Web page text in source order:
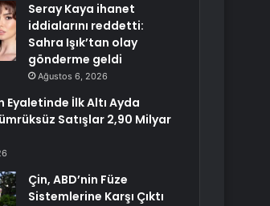
Seray Kaya ihanet
iddialarını reddetti:
Sahra Işık’tan olay
gönderme geldi
Ağustos 6, 2026
Eyaletinde İlk Altı Ayda
Satışlar 2,90 Milyar
Çin, ABD’nin Füze
Sistemlerine Karşı Çıktı